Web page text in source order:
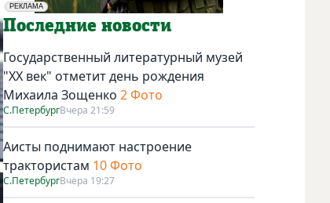
РЕКЛАМА
Социальная реклама
Последние новости
Государственный литературный музей
"ХХ век" отметит день рождения
Михаила Зощенко 2 Фото
С.ПетербургВчера 21:59
Аисты поднимают настроение
трактористам 10 Фото
С.ПетербургВчера 19:27